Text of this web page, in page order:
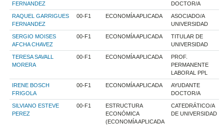
FERNANDEZ
DOCTOR/A
RAQUEL GARRIGUES
FERNANDEZ
00-F1 ECONOMÍA APLICADA
ASOCIADO/A
UNIVERSIDAD
SERGIO MOISES
AFCHA CHAVEZ
00-F1 ECONOMÍA APLICADA
TITULAR DE
UNIVERSIDAD
TERESA SAVALL
MORERA
00-F1 ECONOMÍA APLICADA
PROF.
PERMANENTE
LABORAL PPL
IRENE BOSCH
FRIGOLA
00-F1 ECONOMÍA APLICADA
AYUDANTE
DOCTOR/A
SILVIANO ESTEVE
PEREZ
00-F1
ESTRUCTURA
ECONÓMICA
(ECONOMÍA APLICADA
CATEDRÁTICO/A
DE UNIVERSIDAD